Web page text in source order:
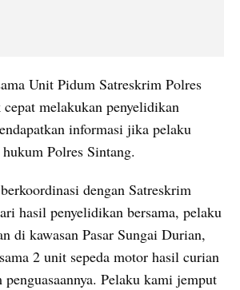
Unit Pidum Satreskrim Polres
cepat melakukan penyelidikan
informasi jika pelaku
Polres Sintang.
dengan Satreskrim
hasil penyelidikan bersama, pelaku
di kawasan Pasar Sungai Durian,
2 unit sepeda motor hasil curian
Pelaku kami jemput